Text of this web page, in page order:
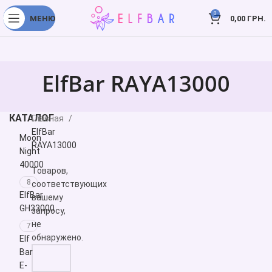
МЕНЮ
0
0,00 ГРН.
ElfBar RAYA13000
КАТАЛОГ
Moon
Night
40000
8
ElfBar
GH33000
7
Elf
Bar
E-
Главная
ElfBar
RAYA13000
Товаров,
соответствующих
вашему
запросу,
не
обнаружено.